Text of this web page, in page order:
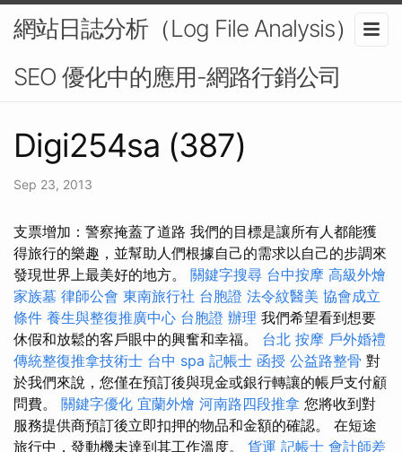
網站日誌分析（Log File Analysis）在
SEO 優化中的應用-網路行銷公司
Digi254sa (387)
Sep 23, 2013
支票增加：警察掩蓋了道路 我們的目標是讓所有人都能獲
得旅行的樂趣，並幫助人們根據自己的需求以自己的步調來
發現世界上最美好的地方。 關鍵字搜尋 台中按摩 高級外燴
家族墓 律師公會 東南旅行社 台胞證 法令紋醫美 協會成立
條件 養生與整復推廣中心 台胞證 辦理 我們希望看到想要
休假和放鬆的客戶眼中的興奮和幸福。 台北 按摩 戶外婚禮
傳統整復推拿技術士 台中 spa 記帳士 函授 公益路整骨 對
於我們來說，您僅在預訂後與現金或銀行轉讓的帳戶支付顧
問費。 關鍵字優化 宜蘭外燴 河南路四段推拿 您將收到對
服務提供商預訂後立即扣押的物品和金額的確認。 在短途
旅行中，發動機未達到其工作溫度。 貨運 記帳士 會計師差